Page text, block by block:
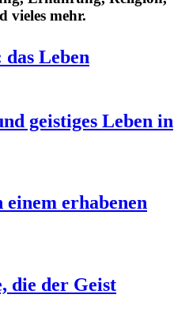
vieles mehr.
Leben
geistiges Leben in
erhabenen
die der Geist